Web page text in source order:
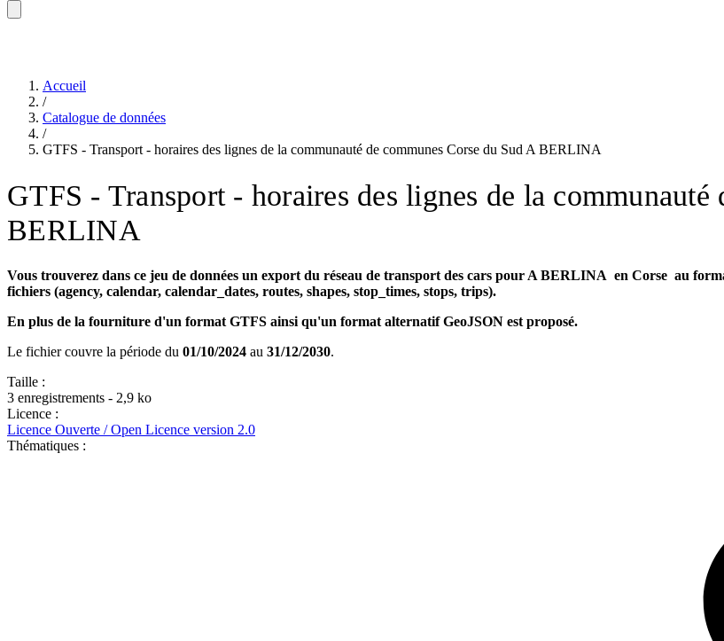
Accueil
/
Catalogue de données
/
GTFS - Transport - horaires des lignes de la communauté de communes Corse du Sud A BERLINA
GTFS - Transport - horaires des lignes de la communauté
BERLINA
Vous trouverez dans ce jeu de données un export du réseau de transport des cars pour A BERLINA en Corse au
fichiers (agency, calendar, calendar_dates, routes, shapes, stop_times, stops, trips).
En plus de la fourniture d'un format GTFS ainsi qu'un format alternatif GeoJSON est proposé.
Le fichier couvre la période du 01/10/2024 au 31/12/2030.
Taille :
3 enregistrements - 2,9 ko
Licence :
Licence Ouverte / Open Licence version 2.0
Thématiques :